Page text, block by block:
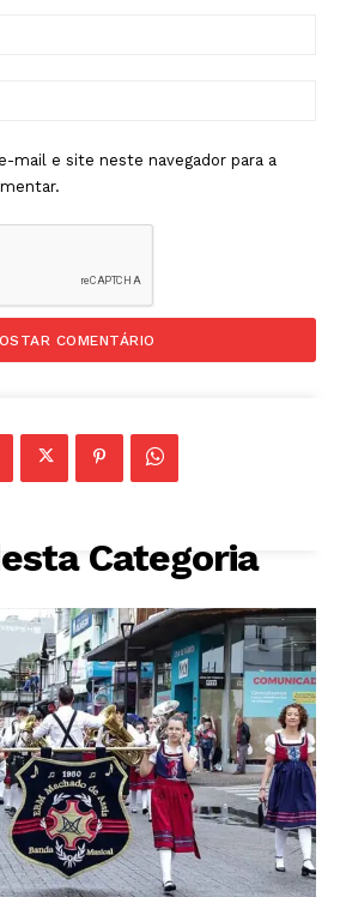
mail e site neste navegador para a
Categoria